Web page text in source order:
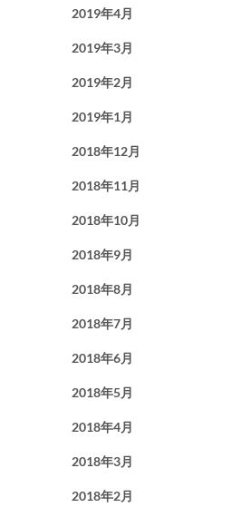
2019年4月
2019年3月
2019年2月
2019年1月
2018年12月
2018年11月
2018年10月
2018年9月
2018年8月
2018年7月
2018年6月
2018年5月
2018年4月
2018年3月
2018年2月